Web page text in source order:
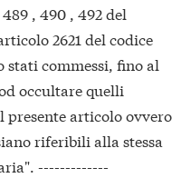
, 490 , 492 del
2621 del codice
commessi, fino al
occultare quelli
articolo ovvero
riferibili alla stessa
-------------